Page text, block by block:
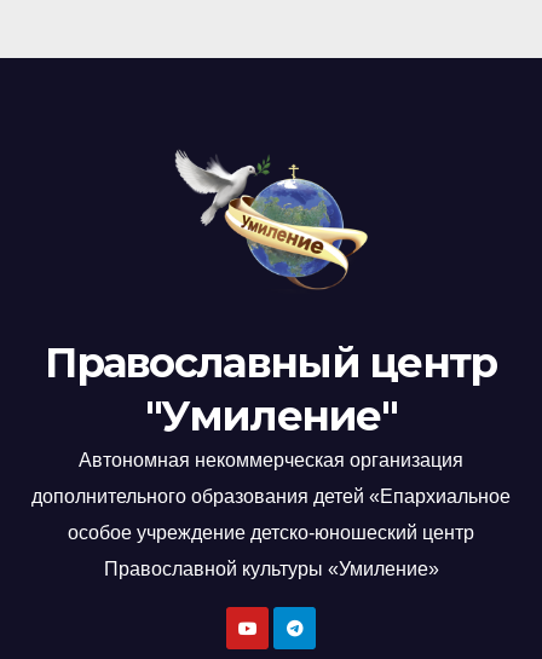
Православный центр
"Умиление"
Автономная некоммерческая организация
дополнительного образования детей «Епархиальное
особое учреждение детско-юношеский центр
Православной культуры «Умиление»